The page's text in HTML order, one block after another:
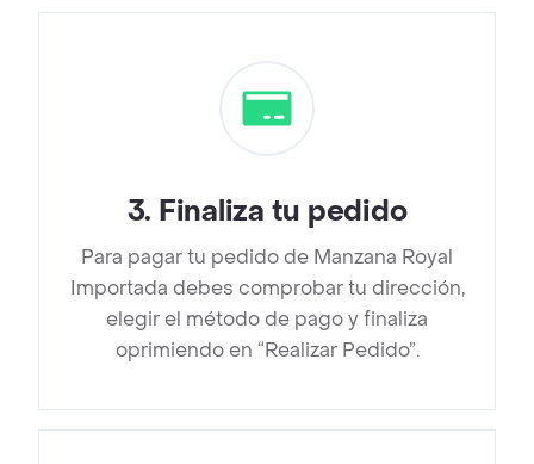
3. Finaliza tu pedido
Para pagar tu pedido de Manzana Royal
Importada debes comprobar tu dirección,
elegir el método de pago y finaliza
oprimiendo en “Realizar Pedido”.